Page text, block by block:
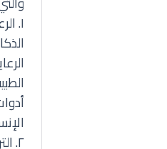
١. الرعاية الصحية (الأطباء والممرضون)
٢. التربية والتعليم (المعلمون والمرشدون)